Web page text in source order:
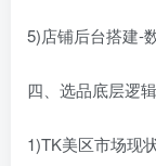
5)店铺后台搭建-
四、选品底层逻
1)TK美区市场现